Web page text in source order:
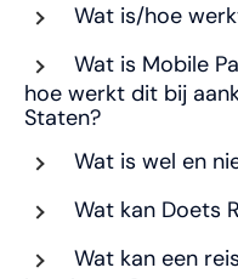
Wat is/hoe
Wat is Mobile
hoe werkt dit bij
Staten?
Wat is wel en
Wat kan Doets
Wat kan een